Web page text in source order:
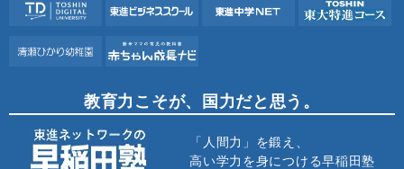
教育力こそが、国力だと思う。
「人間力」を鍛え、
高い学力を身につける早稲田塾